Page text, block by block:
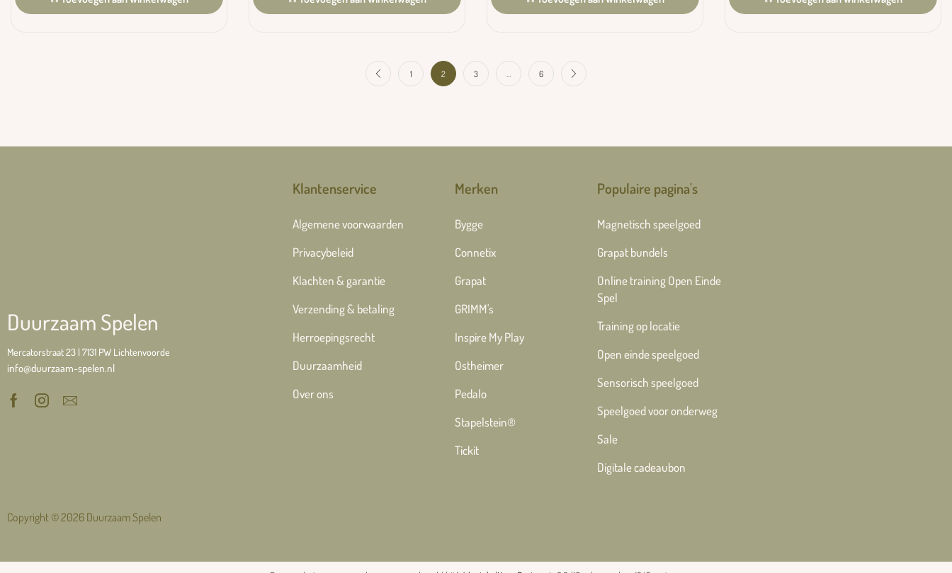
1 2 3 6
Duurzaam Spelen
Mercatorstraat 23 | 7131 PW Lichtenvoorde
info@duurzaam-spelen.nl
Klantenservice
Algemene voorwaarden
Privacybeleid
Klachten & garantie
Verzending & betaling
Herroepingsrecht
Duurzaamheid
Over ons
Merken
Bygge
Connetix
Grapat
GRIMM's
Inspire My Play
Ostheimer
Pedalo
Stapelstein®
Tickit
Populaire pagina's
Magnetisch speelgoed
Grapat bundels
Online training Open Einde
Spel
Training op locatie
Open einde speelgoed
Sensorisch speelgoed
Speelgoed voor onderweg
Sale
Digitale cadeaubon
Copyright © 2026 Duurzaam Spelen